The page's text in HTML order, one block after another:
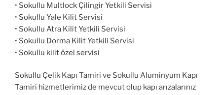
• Sokullu Multlock Çilingir Yetkili Servisi
• Sokullu Yale Kilit Servisi
• Sokullu Atra Kilit Yetkili Servisi
• Sokullu Dorma Kilit Yetkili Servisi
• Sokullu kilit özel servisi
Sokullu Çelik Kapı Tamiri ve Sokullu Aluminyum Kapı
Tamiri hizmetlerimiz de mevcut olup kapı arızalarınız